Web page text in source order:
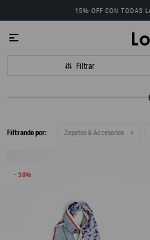
15% OFF CON TODAS

Filtrando por: Zapatos & Accesorios
38